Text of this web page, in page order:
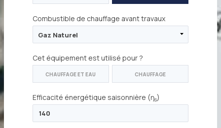
Combustible de chauffage avant travaux
Cet équipement est utilisé pour ?
CHAUFFAGE ET EAU CHAUFFAGE
Efficacité énergétique saisonnière (ŋs)